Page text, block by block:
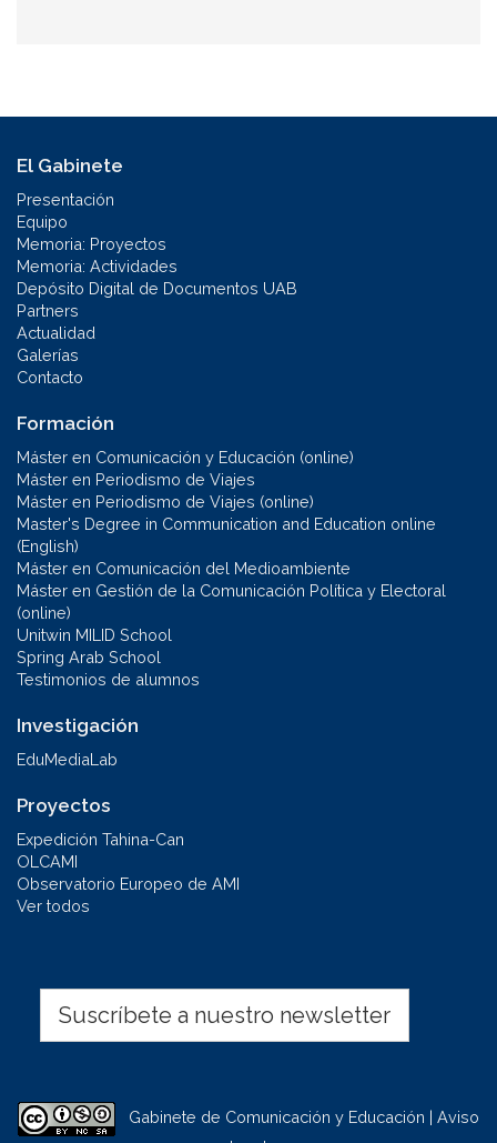
El Gabinete
Presentación
Equipo
Memoria: Proyectos
Memoria: Actividades
Depósito Digital de Documentos UAB
Partners
Actualidad
Galerías
Contacto
Formación
Máster en Comunicación y Educación (online)
Máster en Periodismo de Viajes
Máster en Periodismo de Viajes (online)
Master's Degree in Communication and Education online
(English)
Máster en Comunicación del Medioambiente
Máster en Gestión de la Comunicación Política y Electoral
(online)
Unitwin MILID School
Spring Arab School
Testimonios de alumnos
Investigación
EduMediaLab
Proyectos
Expedición Tahina-Can
OLCAMI
Observatorio Europeo de AMI
Ver todos
Suscríbete a nuestro newsletter
Gabinete de Comunicación y Educación | Aviso